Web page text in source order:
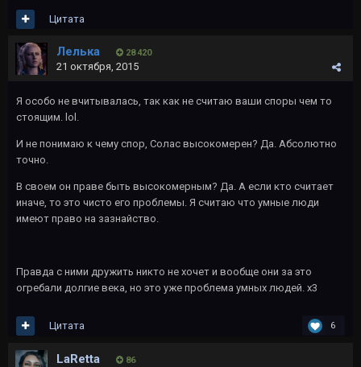
Цитата
Лелька 28 420
21 октября, 2015
Я особо не вчитывалась, так как не считаю ваши споры чем то
стоящим. lol.
И не понимаю к чему спор, Солас высокомерен? Да. Абсолютно
точно.
В своем он праве быть высокомерным? Да. А если кто считает
иначе, то это чисто его проблемы. Я считаю что умные люди
имеют право на зазнайство.
Правда с ними дружить никто не хочет и вообще они за это
огребали долгие века, но это уже проблема умных людей. х3
6
Цитата
LaRetta 86